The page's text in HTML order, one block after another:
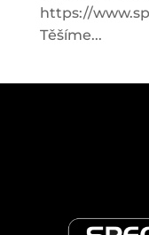
https://
Těšíme...